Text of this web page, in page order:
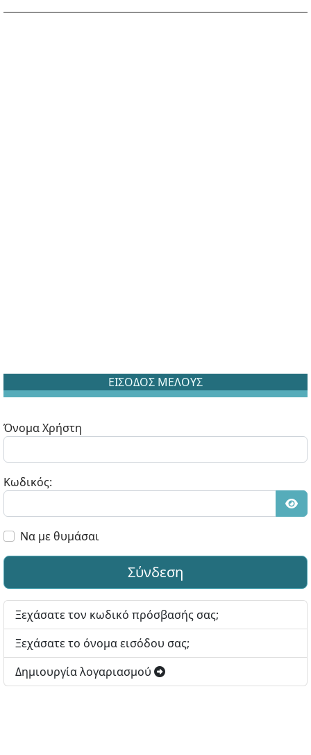
ΕΙΣΟΔΟΣ ΜΕΛΟΥΣ
Όνομα Χρήστη
Κωδικός:
Να με θυμάσαι
Σύνδεση
Ξεχάσατε τον κωδικό πρόσβασής σας;
Ξεχάσατε το όνομα εισόδου σας;
Δημιουργία λογαριασμού